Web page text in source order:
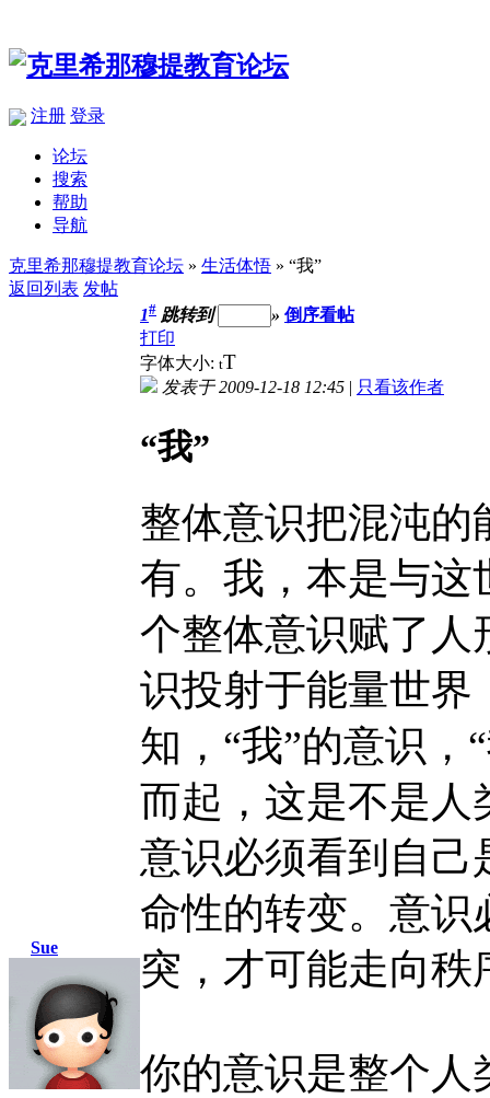
注册 登录
论坛
搜索
帮助
导航
克里希那穆提教育论坛 » 生活体悟 » “我”
返回列表 发帖
Sue
1# 跳转到 » 倒序看帖
打印
字体大小: tT
发表于 2009-12-18 12:45 | 只看该作者
“我”
整体意识把混沌的
有。我，本是与这
个整体意识赋了人
识投射于能量世界
知，“我”的意识，
而起，这是不是人
意识必须看到自己
命性的转变。意识
突，才可能走向秩
你的意识是整个人